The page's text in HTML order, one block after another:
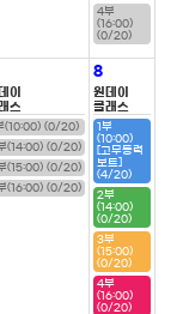
4부
(16:00)
(0/20)
이
스
(10:00) (0/20)
(14:00) (0/20)
(15:00) (0/20)
(16:00) (0/20)
8
원데이
클래스
1부
(10:00)
[고무동력
보트]
(4/20)
2부
(14:00)
(0/20)
3부
(15:00)
(0/20)
4부
(16:00)
(0/20)